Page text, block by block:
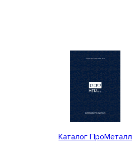
Каталог ПроМеталл